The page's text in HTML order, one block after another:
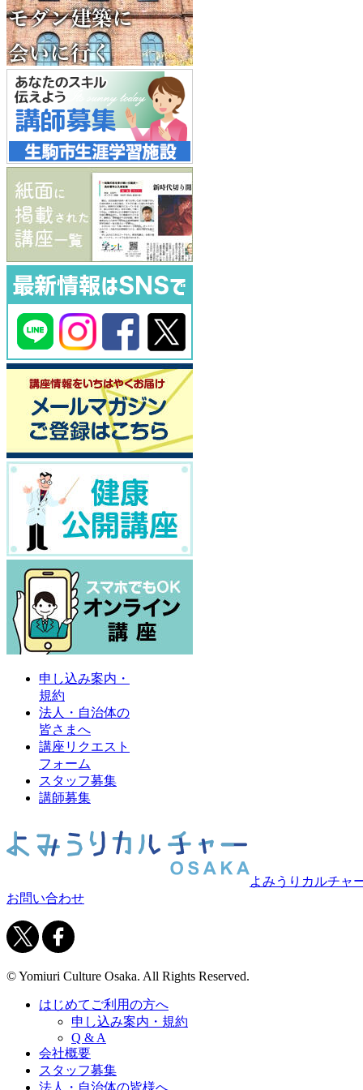
申し込み案内・
規約
法人・自治体の
皆さまへ
講座リクエスト
フォーム
スタッフ募集
講師募集
よみうりカルチャ
お問い合わせ
© Yomiuri Culture Osaka. All Rights Reserved.
はじめてご利用の方へ
申し込み案内・規約
Q & A
会社概要
スタッフ募集